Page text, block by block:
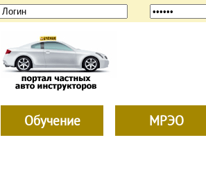
Обучение МРЭО